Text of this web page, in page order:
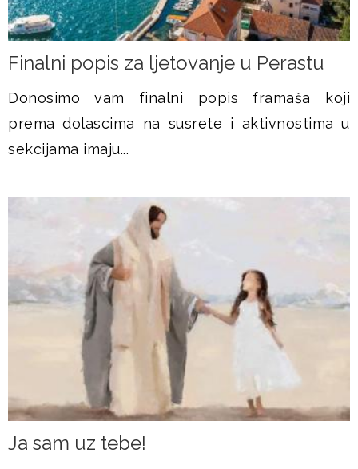
Finalni popis za ljetovanje u Perastu
Donosimo vam finalni popis framaša koji
prema dolascima na susrete i aktivnostima u
sekcijama imaju...
Ja sam uz tebe!